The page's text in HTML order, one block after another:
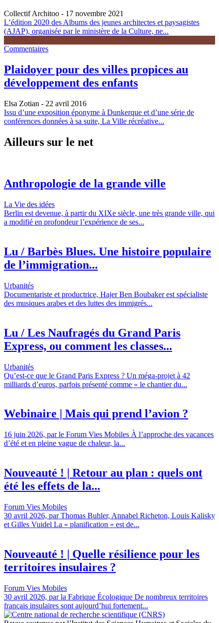
Collectif Architoo - 17 novembre 2021
L’édition 2020 des Albums des jeunes architectes et paysagistes
(AJAP), organisée par le ministère de la Culture, ne...
Commentaires
Plaidoyer pour des villes propices au
développement des enfants
Elsa Zotian - 22 avril 2016
Issu d’une exposition éponyme à Dunkerque et d’une série de
conférences données à sa suite, La Ville récréative...
Ailleurs sur le net
Anthropologie de la grande ville
La Vie des idées
Berlin est devenue, à partir du XIXe siècle, une très grande ville, qui
a modifié en profondeur l’expérience de ses...
Lu / Barbès Blues. Une histoire populaire
de l’immigration...
Urbanités
Documentariste et productrice, Hajer Ben Boubaker est spécialiste
des musiques arabes et des luttes des immigrés...
Lu / Les Naufragés du Grand Paris
Express, ou comment les classes...
Urbanités
Qu’est-ce que le Grand Paris Express ? Un méga-projet à 42
milliards d’euros, parfois présenté comme « le chantier du...
Webinaire | Mais qui prend l’avion ?
16 juin 2026, par le Forum Vies Mobiles À l’approche des vacances
d’été et en pleine vague de chaleur, la...
Nouveauté ! | Retour au plan : quels ont
été les effets de la...
Forum Vies Mobiles
30 avril 2026, par Thomas Buhler, Annabel Richeton, Louis Kalisky
et Gilles Vuidel La « planification » est de...
Nouveauté ! | Quelle résilience pour les
territoires insulaires ?
Forum Vies Mobiles
30 avril 2026, par la Fabrique Écologique De nombreux territoires
français insulaires sont aujourd’hui fortement...